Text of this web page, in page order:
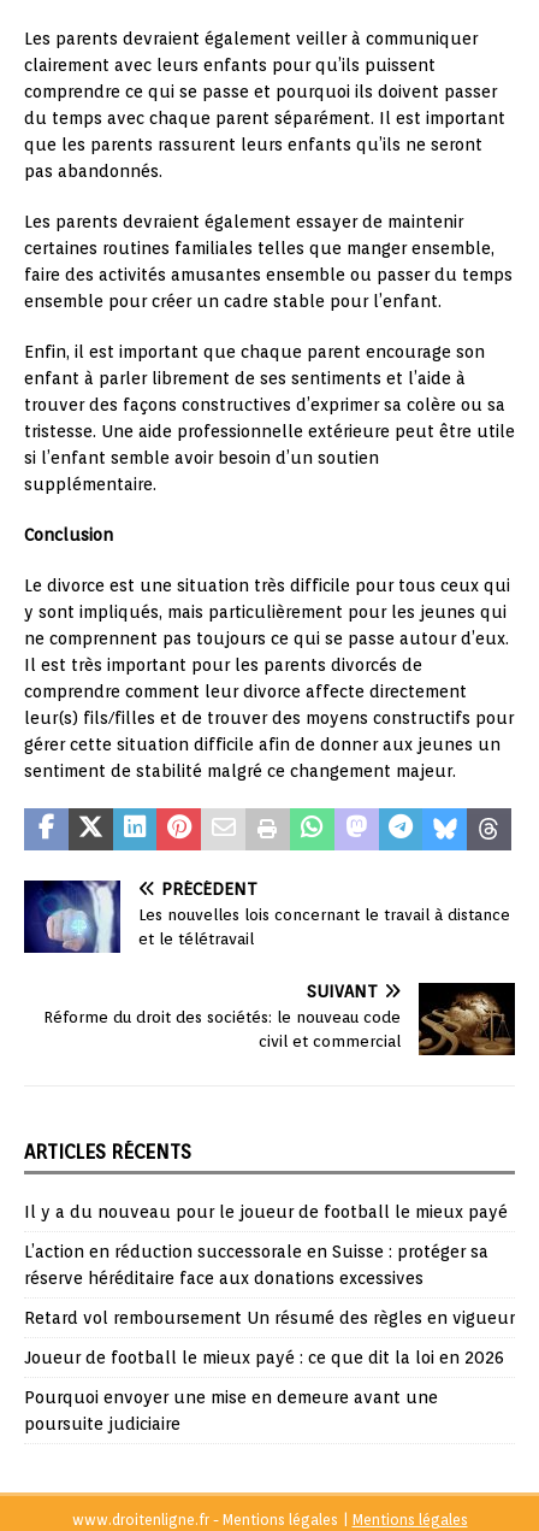
Les parents devraient également veiller à communiquer
clairement avec leurs enfants pour qu’ils puissent
comprendre ce qui se passe et pourquoi ils doivent passer
du temps avec chaque parent séparément. Il est important
que les parents rassurent leurs enfants qu’ils ne seront
pas abandonnés.
Les parents devraient également essayer de maintenir
certaines routines familiales telles que manger ensemble,
faire des activités amusantes ensemble ou passer du temps
ensemble pour créer un cadre stable pour l’enfant.
Enfin, il est important que chaque parent encourage son
enfant à parler librement de ses sentiments et l’aide à
trouver des façons constructives d’exprimer sa colère ou sa
tristesse. Une aide professionnelle extérieure peut être utile
si l’enfant semble avoir besoin d’un soutien
supplémentaire.
Conclusion
Le divorce est une situation très difficile pour tous ceux qui
y sont impliqués, mais particulièrement pour les jeunes qui
ne comprennent pas toujours ce qui se passe autour d’eux.
Il est très important pour les parents divorcés de
comprendre comment leur divorce affecte directement
leur(s) fils/filles et de trouver des moyens constructifs pour
gérer cette situation difficile afin de donner aux jeunes un
sentiment de stabilité malgré ce changement majeur.
PRÉCÉDENT
Les nouvelles lois concernant le travail à distance
et le télétravail
SUIVANT
Réforme du droit des sociétés: le nouveau code
civil et commercial
ARTICLES RÉCENTS
Il y a du nouveau pour le joueur de football le mieux payé
L’action en réduction successorale en Suisse : protéger sa
réserve héréditaire face aux donations excessives
Retard vol remboursement Un résumé des règles en vigueur
Joueur de football le mieux payé : ce que dit la loi en 2026
Pourquoi envoyer une mise en demeure avant une
poursuite judiciaire
www.droitenligne.fr - Mentions légales Mentions légales